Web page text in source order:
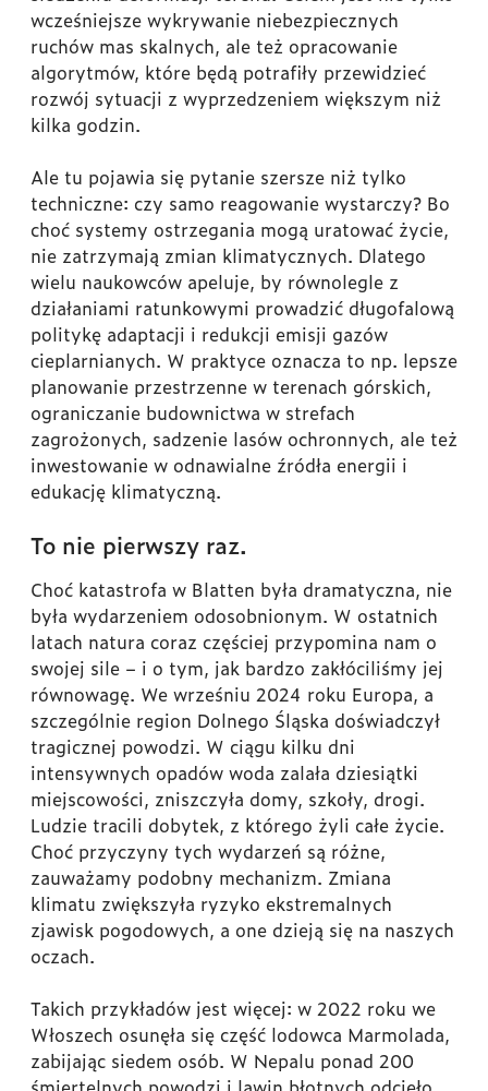
wcześniejsze wykrywanie niebezpiecznych
ruchów mas skalnych, ale też opracowanie
algorytmów, które będą potrafiły przewidzieć
rozwój sytuacji z wyprzedzeniem większym niż
kilka godzin.
Ale tu pojawia się pytanie szersze niż tylko
techniczne: czy samo reagowanie wystarczy? Bo
choć systemy ostrzegania mogą uratować życie,
nie zatrzymają zmian klimatycznych. Dlatego
wielu naukowców apeluje, by równolegle z
działaniami ratunkowymi prowadzić długofalową
politykę adaptacji i redukcji emisji gazów
cieplarnianych. W praktyce oznacza to np. lepsze
planowanie przestrzenne w terenach górskich,
ograniczanie budownictwa w strefach
zagrożonych, sadzenie lasów ochronnych, ale też
inwestowanie w odnawialne źródła energii i
edukację klimatyczną.
To nie pierwszy raz.
Choć katastrofa w Blatten była dramatyczna, nie
była wydarzeniem odosobnionym. W ostatnich
latach natura coraz częściej przypomina nam o
swojej sile – i o tym, jak bardzo zakłóciliśmy jej
równowagę. We wrześniu 2024 roku Europa, a
szczególnie region Dolnego Śląska doświadczył
tragicznej powodzi. W ciągu kilku dni
intensywnych opadów woda zalała dziesiątki
miejscowości, zniszczyła domy, szkoły, drogi.
Ludzie tracili dobytek, z którego żyli całe życie.
Choć przyczyny tych wydarzeń są różne,
zauważamy podobny mechanizm. Zmiana
klimatu zwiększyła ryzyko ekstremalnych
zjawisk pogodowych, a one dzieją się na naszych
oczach.
Takich przykładów jest więcej: w 2022 roku we
Włoszech osunęła się część lodowca Marmolada,
zabijając siedem osób. W Nepalu ponad 200